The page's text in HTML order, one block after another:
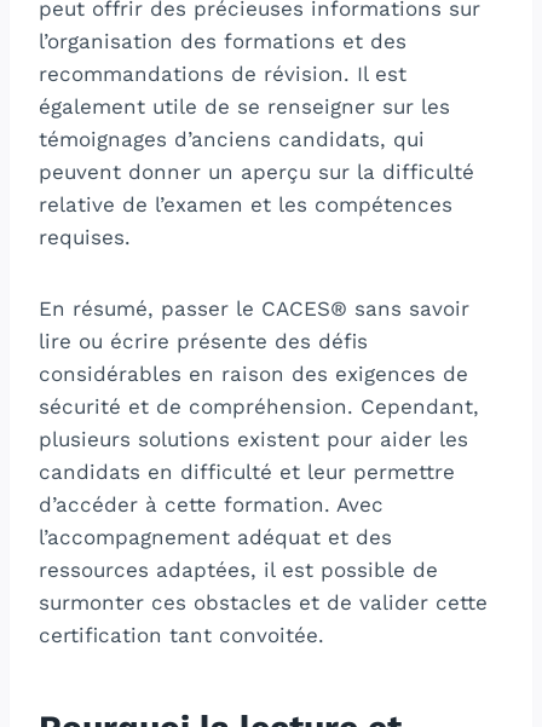
peut offrir des précieuses informations sur
l’organisation des formations et des
recommandations de révision. Il est
également utile de se renseigner sur les
témoignages d’anciens candidats, qui
peuvent donner un aperçu sur la difficulté
relative de l’examen et les compétences
requises.
En résumé, passer le CACES® sans savoir
lire ou écrire présente des défis
considérables en raison des exigences de
sécurité et de compréhension. Cependant,
plusieurs solutions existent pour aider les
candidats en difficulté et leur permettre
d’accéder à cette formation. Avec
l’accompagnement adéquat et des
ressources adaptées, il est possible de
surmonter ces obstacles et de valider cette
certification tant convoitée.